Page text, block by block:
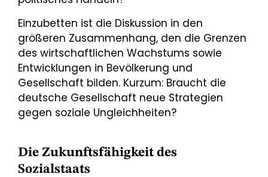
Einzubetten ist die Diskussion in den
größeren Zusammenhang, den die Grenzen
des wirtschaftlichen Wachstums sowie
Entwicklungen in Bevölkerung und
Gesellschaft bilden. Kurzum: Braucht die
deutsche Gesellschaft neue Strategien
gegen soziale Ungleichheiten?
Die Zukunftsfähigkeit des
Sozialstaats